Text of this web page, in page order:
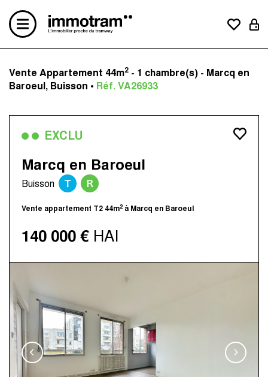
Acheter un bien
Vendre un bien
Le concept
Nos actualités
Contactez-nous
Nos agences
Immotram Marcq-en-Baroeul
Immotram Villeneuve d'Ascq
03 20 555 222
Vente Appartement 44m2 - 1 chambre(s) - Marcq en
Baroeul, Buisson • Réf. VA26933
Marcq en Baroeul
Buisson T R
EXCLU
Vente appartement T2 44m2 à Marcq en Baroeul
140 000 € HAI